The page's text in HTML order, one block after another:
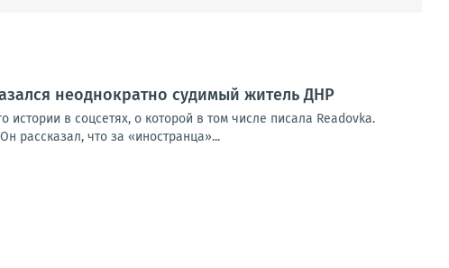
неоднократно судимый житель ДНР
в соцсетях, о которой в том числе писала Readovka.
рассказал, что за «иностранца»...